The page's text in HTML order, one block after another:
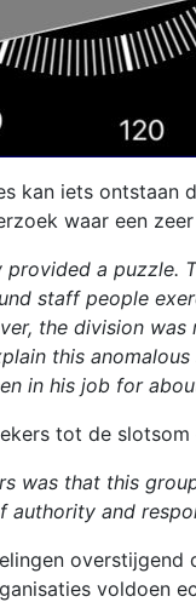
kan iets
waar een
provided a
staff people
the division
this
in his job for
tot de slotsom
was that this
authority and
voldoen